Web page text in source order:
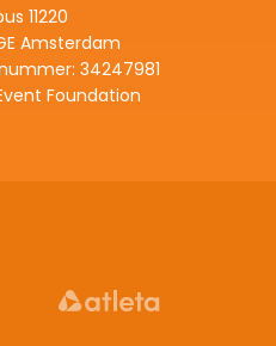
11220
Amsterdam
34247981
Foundation
zonder kanker